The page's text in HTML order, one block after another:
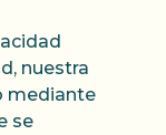
nuestra
mediante
se